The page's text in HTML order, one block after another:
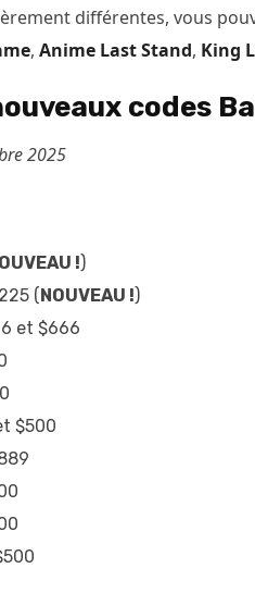
différentes, vous
, Anime Last Stand, King
codes
2025
!)
(NOUVEAU !)
et $666
$500